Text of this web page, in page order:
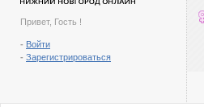
Привет, Гость !
- Войти
- Зарегистрироваться